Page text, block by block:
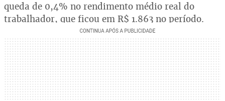
queda de 0,4% no rendimento médio real do
trabalhador, que ficou em R$ 1.863 no período.